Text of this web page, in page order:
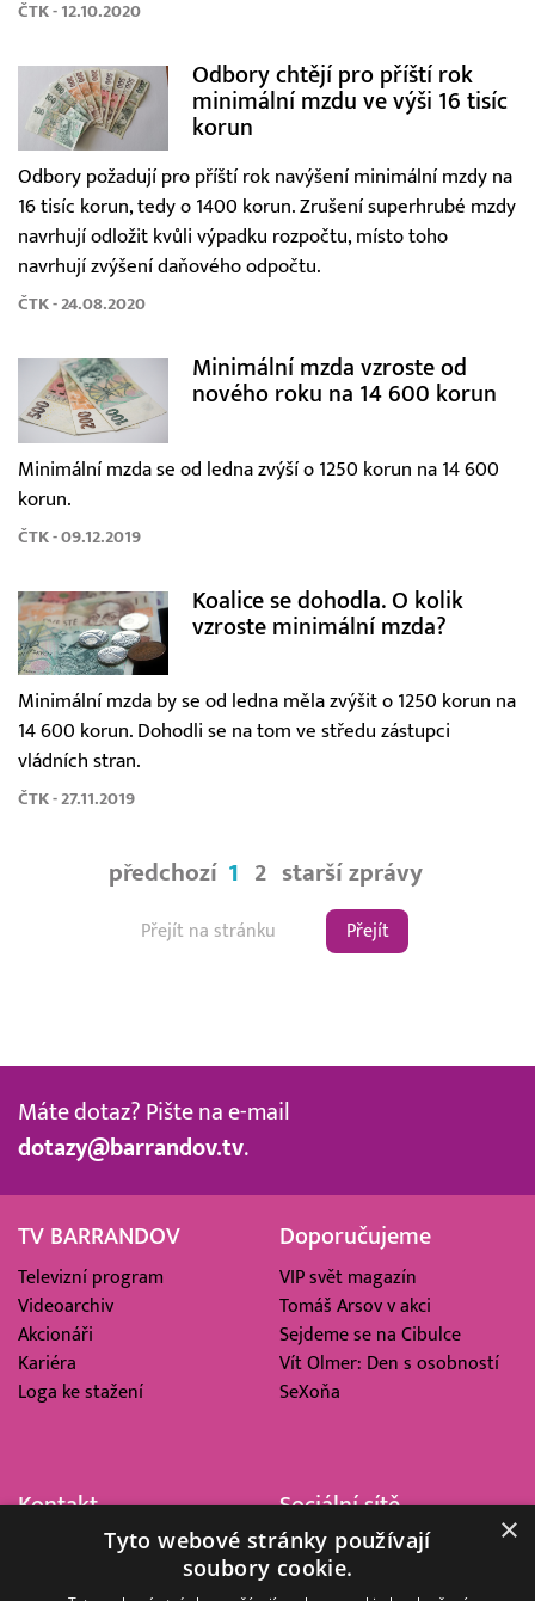
ČTK - 12.10.2020
Odbory chtějí pro příští rok
minimální mzdu ve výši 16 tisíc
korun
Odbory požadují pro příští rok navýšení minimální mzdy na
16 tisíc korun, tedy o 1400 korun. Zrušení superhrubé mzdy
navrhují odložit kvůli výpadku rozpočtu, místo toho
navrhují zvýšení daňového odpočtu.
ČTK - 24.08.2020
Minimální mzda vzroste od
nového roku na 14 600 korun
Minimální mzda se od ledna zvýší o 1250 korun na 14 600
korun.
ČTK - 09.12.2019
Koalice se dohodla. O kolik
vzroste minimální mzda?
Minimální mzda by se od ledna měla zvýšit o 1250 korun na
14 600 korun. Dohodli se na tom ve středu zástupci
vládních stran.
ČTK - 27.11.2019
předchozí 1 2 starší zprávy
Přejít
Máte dotaz? Pište na e-mail
dotazy@barrandov.tv.
TV BARRANDOV
Televizní program
Videoarchiv
Akcionáři
Kariéra
Loga ke stažení
Doporučujeme
VIP svět magazín
Tomáš Arsov v akci
Sejdeme se na Cibulce
Vít Olmer: Den s osobností
SeXoňa
Kontakt
Barrandov Televizní Studio,
Sociální sítě
×
Tyto webové stránky používají
soubory cookie.